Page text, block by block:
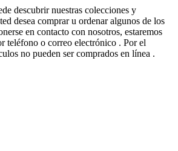
descubrir nuestras colecciones y
desea comprar u ordenar algunos de los
en contacto con nosotros, estaremos
teléfono o correo electrónico . Por el
no pueden ser comprados en línea .